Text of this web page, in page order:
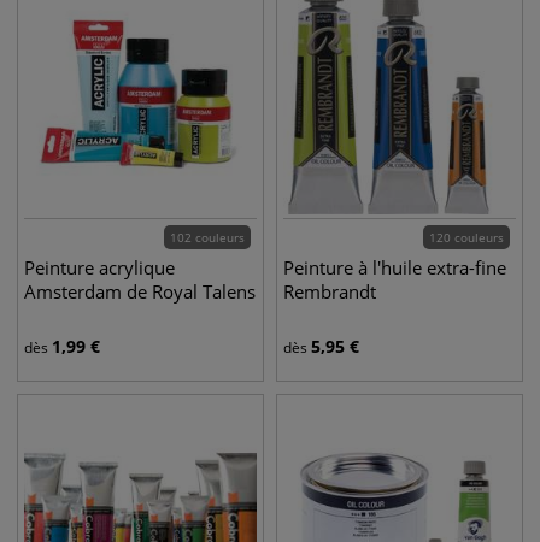
102 couleurs
Peinture acrylique
Amsterdam de Royal Talens
dès 1,99 €
120 couleurs
Peinture à l'huile extra-fine
Rembrandt
dès 5,95 €